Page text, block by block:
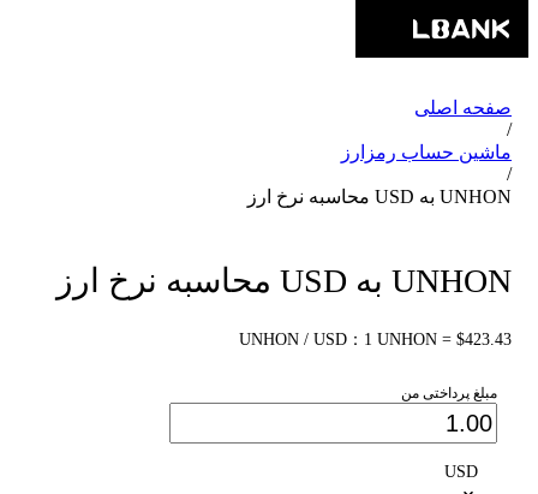
صفحه اصلی
/
ماشین حساب رمزارز
/
UNHON به USD محاسبه نرخ ارز
UNHON به USD محاسبه نرخ ارز
UNHON / USD：1 UNHON = $423.43
مبلغ پرداختی من
USD